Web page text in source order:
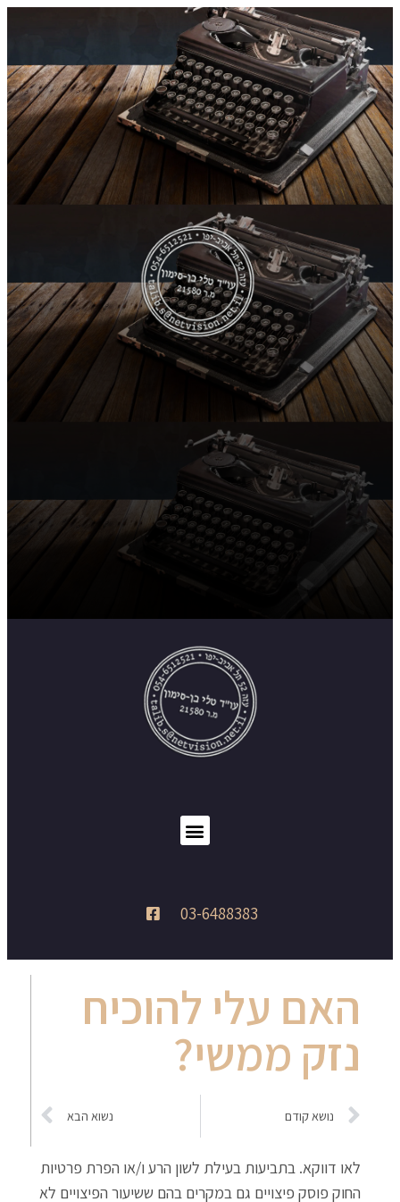
03-6488383
האם עלי להוכיח
נזק ממשי?
נושא קודם נשוא הבא
לאו דווקא. בתביעות בעילת לשון הרע ו/או הפרת פרטיות
החוק פוסק פיצויים גם במקרים בהם ששיעור הפיצויים לא